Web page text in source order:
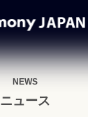
NEWS
ニュース